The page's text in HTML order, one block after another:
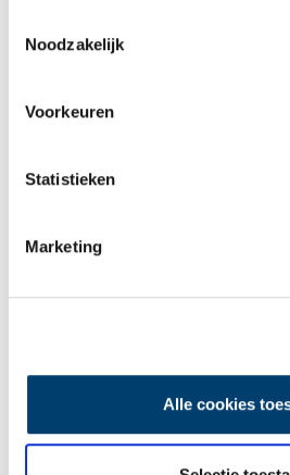
Noodzakelijk
Voorkeuren
Statistieken
Marketing
Alle cookies
De Kastanjestraat met een groen plantsoen en